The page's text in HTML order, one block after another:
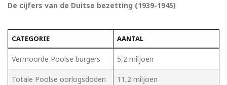
De cijfers van de Duitse bezetting (1939-1945)
CATEGORIE AANTAL
Vermoorde Poolse burgers 5,2 miljoen
Totale Poolse oorlogsdoden 11,2 miljoen